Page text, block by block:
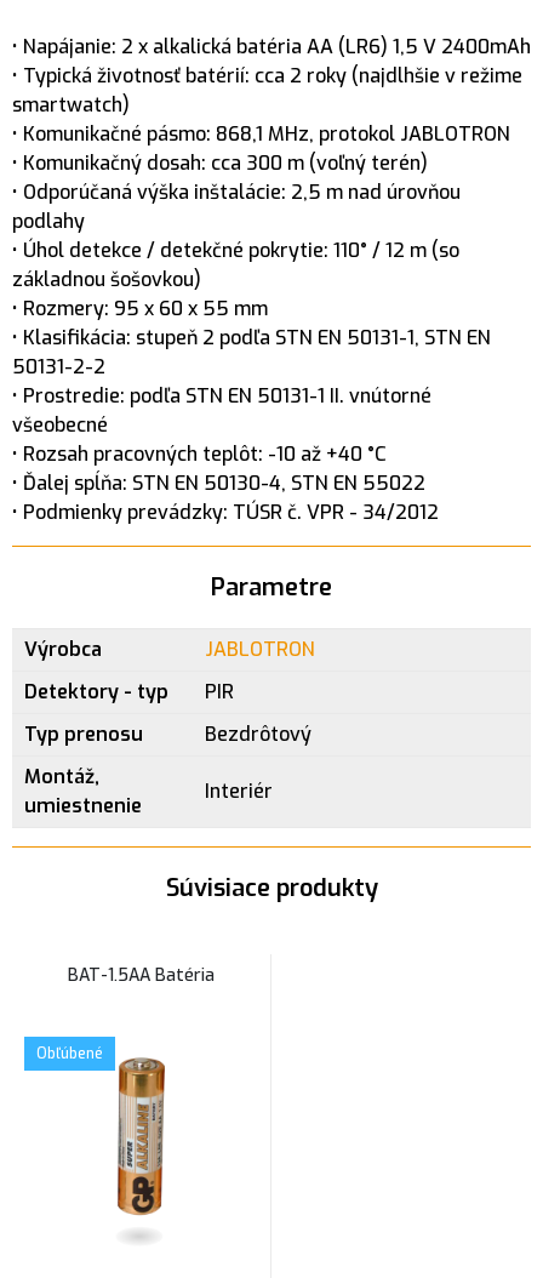
• Napájanie: 2 x alkalická batéria AA (LR6) 1,5 V 2400mAh
• Typická životnosť batérií: cca 2 roky (najdlhšie v režime
smartwatch)
• Komunikačné pásmo: 868,1 MHz, protokol JABLOTRON
• Komunikačný dosah: cca 300 m (voľný terén)
• Odporúčaná výška inštalácie: 2,5 m nad úrovňou
podlahy
• Úhol detekce / detekčné pokrytie: 110° / 12 m (so
základnou šošovkou)
• Rozmery: 95 x 60 x 55 mm
• Klasifikácia: stupeň 2 podľa STN EN 50131-1, STN EN
50131-2-2
• Prostredie: podľa STN EN 50131-1 II. vnútorné
všeobecné
• Rozsah pracovných teplôt: -10 až +40 °C
• Ďalej spĺňa: STN EN 50130-4, STN EN 55022
• Podmienky prevádzky: TÚSR č. VPR - 34/2012
Parametre
Výrobca
JABLOTRON
Detektory - typ
PIR
Typ prenosu
Bezdrôtový
Montáž,
umiestnenie
Interiér
Súvisiace produkty
BAT-1.5AA Batéria
Obľúbené